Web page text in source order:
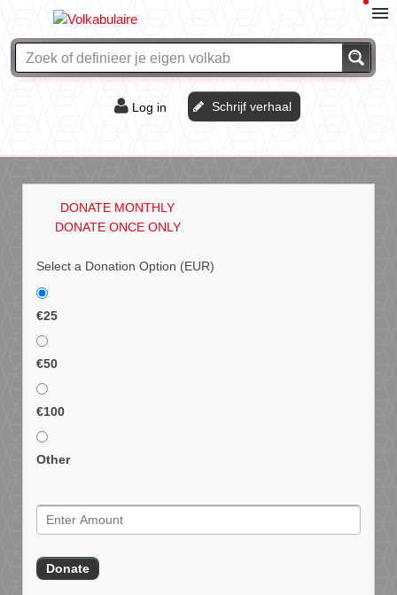
Log in Schrijf verhaal
DONATE MONTHLY
DONATE ONCE ONLY
Select a Donation Option (EUR)
€25
€50
€100
Other